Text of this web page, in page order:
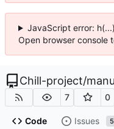
JavaScript error:
Open browser console
Chill-project/
7 0
Code Issues 5